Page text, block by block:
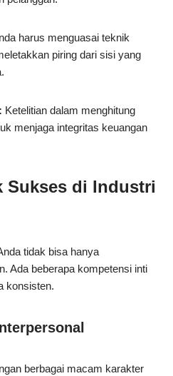
harus menguasai teknik
piring dari sisi yang
Ketelitian dalam menghitung
menjaga integritas keuangan
Sukses di Industri
tidak bisa hanya
Ada beberapa kompetensi inti
konsisten.
berbagai macam karakter